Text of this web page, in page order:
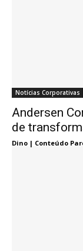
Notícias Corporativas
Andersen
de
Dino | Conteúdo